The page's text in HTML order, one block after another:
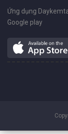
Ứng dụng
Google play